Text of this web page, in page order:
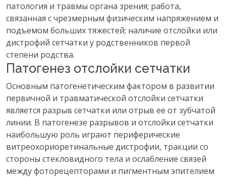
патология и травмы органа зрения; работа,
связанная с чрезмерным физическим напряжением и
подъемом больших тяжестей; наличие отслойки или
дистрофий сетчатки у родственников первой
степени родства.
Патогенез отслойки сетчатки
Основным патогенетическим фактором в развитии
первичной и травматической отслойки сетчатки
является разрыв сетчатки или отрыв ее от зубчатой
линии. В патогенезе разрывов и отслойки сетчатки
наибольшую роль играют периферические
витреохориоретинальные дистрофии, тракции со
стороны стекловидного тела и ослабление связей
между фоторецепторами и пигментным эпителием